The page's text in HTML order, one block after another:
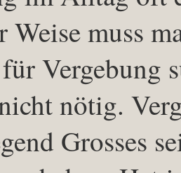
Weise muss
Vergebung
nötig.
Grosses